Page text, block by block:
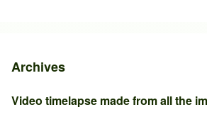
Archives
Video timelapse made from all the